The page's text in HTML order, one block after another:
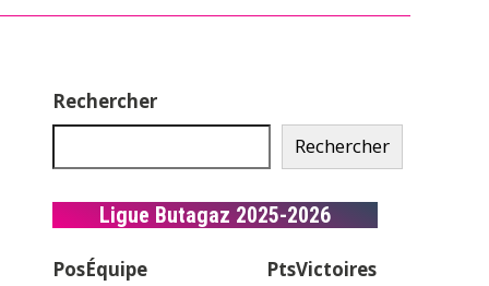
Rechercher
Rechercher
Ligue Butagaz 2025-2026
PosÉquipe PtsVictoires